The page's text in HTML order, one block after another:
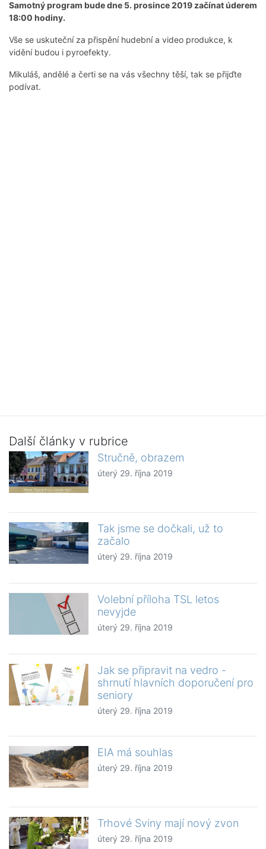
Samotný program bude dne 5. prosince 2019 začínat úderem
18:00 hodiny.
Vše se uskuteční za přispění hudební a video produkce, k
vidění budou i pyroefekty.
Mikuláš, andělé a čerti se na vás všechny těší, tak se přijďte
podívat.
Další články v rubrice
Stručně, obrazem
úterý 29. října 2019
Tak jsme se dočkali, už to
začalo
úterý 29. října 2019
Volební příloha TSL letos
nevyjde
úterý 29. října 2019
Jak se připravit na vedro -
shrnutí hlavních doporučení pro
seniory
úterý 29. října 2019
EIA má souhlas
úterý 29. října 2019
Trhové Sviny mají nový zvon
úterý 29. října 2019